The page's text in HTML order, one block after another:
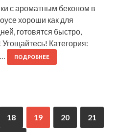
с ароматным беконом в
хороши как для
готовятся быстро,
Категория:
ПОДРОБНЕЕ
18 19 20 21